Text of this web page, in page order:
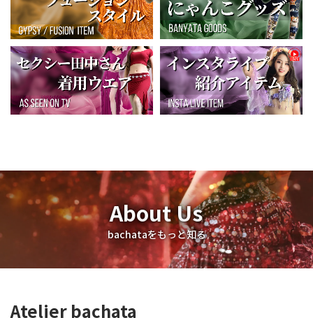
About Us
bachataをもっと知る
Atelier bachata